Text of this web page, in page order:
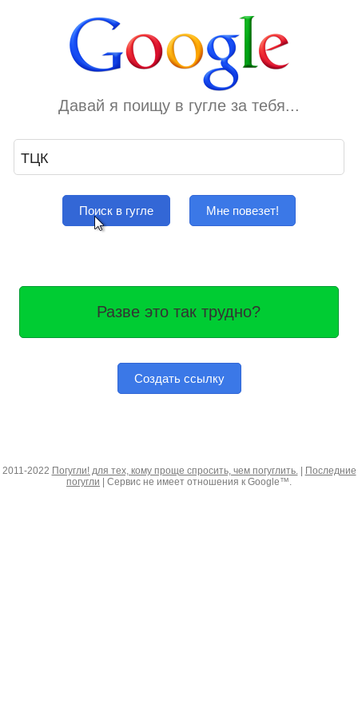
Давай я поищу в гугле за тебя...
Поиск в гугле Мне повезет!
Разве это так трудно?
Создать ссылку
2011-2022 Погугли! для тех, кому проще спросить, чем погуглить.|
Последние
погугли | Сервис не имеет отношения к Google™.